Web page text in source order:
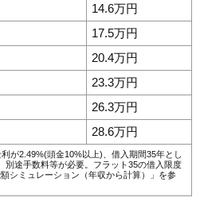
14.6万円
17.5万円
20.4万円
23.3万円
26.3万円
28.6万円
が2.49%(頭金10%以上)、借入期間35年とし
別途手数料等が必要。フラット35の借入限度
シミュレーション（年収から計算）
」を参